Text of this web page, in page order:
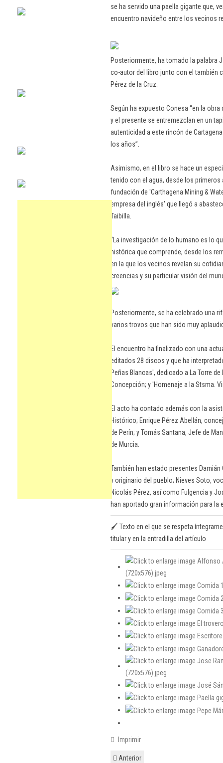
se ha servido una paella gigante que,
encuentro navideño entre los vecinos
Posteriormente, ha tomado la palabra
co-autor del libro junto con el también
Pérez de la Cruz.
Según ha expuesto Conesa “en la
y el presente se entremezclan en un
autenticidad a este rincón de
los años”.
Asimismo, en el libro se hace un
tenido con el agua, desde los
fundación de 'Carthagena Mining &
empresa del inglés' que llegó a
Taibilla.
“La investigación de lo humano es lo
histórica que comprende, desde los
en la que los vecinos revelan su
creencias y su particular visión del
Posteriormente, se ha celebrado una
varios trovos que han sido muy
El encuentro ha finalizado con una
editados 28 discos y que ha
Peñas Blancas', dedicado a La Torre
Concepción; y 'Homenaje a la Stsma.
El acto ha contado además con la
Histórico; Enrique Pérez Abellán,
de Perín; y Tomás Santana, Jefe de
de Murcia.
También han estado presentes
y originario del pueblo; Nieves Soto,
Nicolás Pérez, así como Fulgencia y
han aportado gran información para la
🖌️ Texto en el que se respeta
titular y en la entradilla del artículo
Imprimir
Anterior